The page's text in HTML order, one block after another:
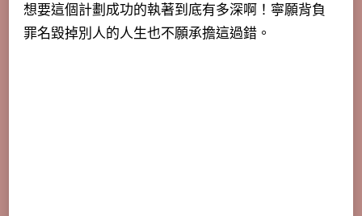
想要這個計劃成功的執著到底有多深啊！寧願背負
罪名毀掉別人的人生也不願承擔這過錯。